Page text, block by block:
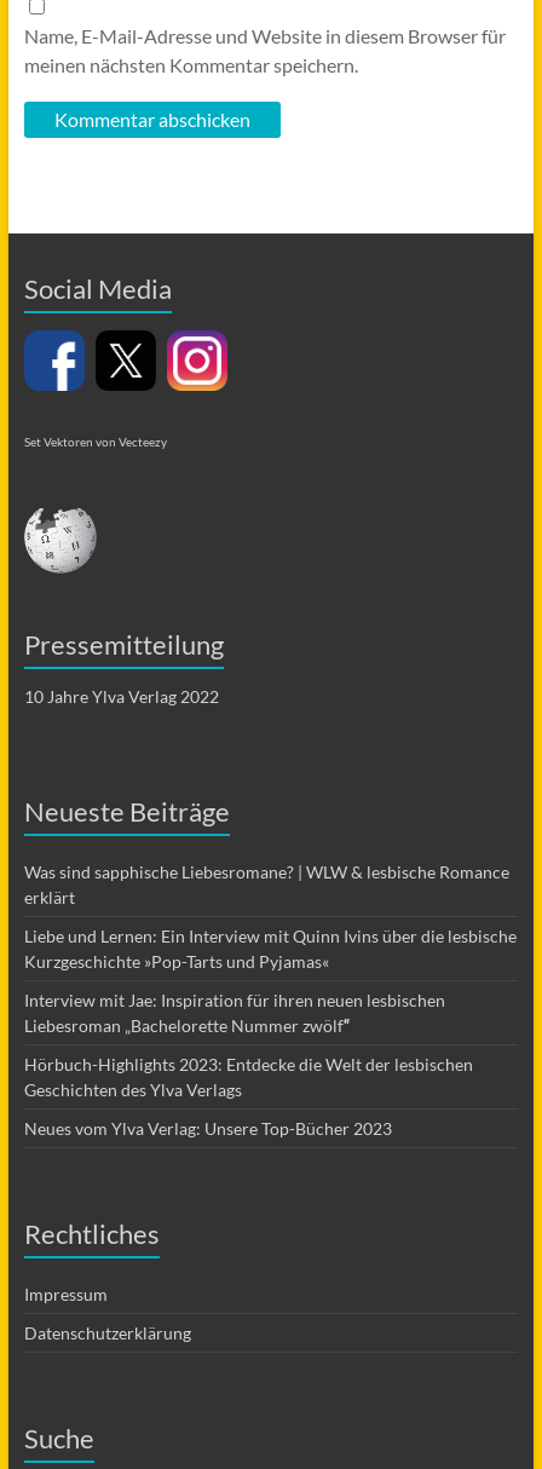
Name, E-Mail-Adresse und Website in diesem Browser für
meinen nächsten Kommentar speichern.
Social Media
Set Vektoren von Vecteezy
Pressemitteilung
10 Jahre Ylva Verlag 2022
Neueste Beiträge
Was sind sapphische Liebesromane? | WLW & lesbische Romance
erklärt
Liebe und Lernen: Ein Interview mit Quinn Ivins über die lesbische
Kurzgeschichte »Pop-Tarts und Pyjamas«
Interview mit Jae: Inspiration für ihren neuen lesbischen
Liebesroman „Bachelorette Nummer zwölf“
Hörbuch-Highlights 2023: Entdecke die Welt der lesbischen
Geschichten des Ylva Verlags
Neues vom Ylva Verlag: Unsere Top-Bücher 2023
Rechtliches
Impressum
Datenschutzerklärung
Suche